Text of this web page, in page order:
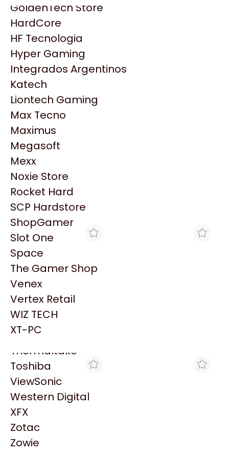
HP
HyperX
INNO3D
Intel
Kingston
Lenovo
Logitech
MSI
NVIDIA GeForce
NZXT
PNY
Palit
Philips
PowerColor
Razer
Redragon
Samsung
Sandisk
Sapphire
Seagate
Sentey
Solarmax
Thermaltake
Toshiba
ViewSonic
Western Digital
XFX
Zotac
Zowie
GoldenTech Store
HardCore
HF Tecnologia
Hyper Gaming
Integrados Argentinos
Katech
Liontech Gaming
Max Tecno
Maximus
Megasoft
Mexx
Noxie Store
Rocket Hard
SCP Hardstore
ShopGamer
Slot One
Space
The Gamer Shop
Venex
Vertex Retail
WIZ TECH
XT-PC
Productos
Similares
Explorá más productos similares
BLACK
KIT DE ENSAMBLE IBM 3 X
$58.723
KIT DE ENSAMBLE IBM 8 X